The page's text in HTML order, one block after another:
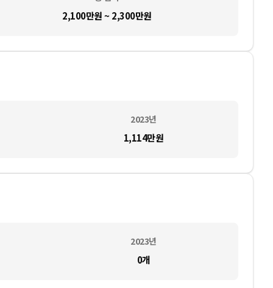
2,100만원 ~ 2,300만원
2023년
1,114만원
2023년
0개